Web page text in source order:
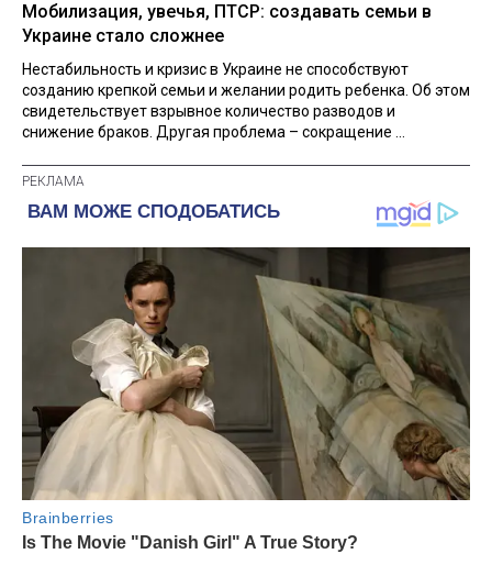
Мобилизация, увечья, ПТСР: создавать семьи в
Украине стало сложнее
Нестабильность и кризис в Украине не способствуют
созданию крепкой семьи и желании родить ребенка. Об этом
свидетельствует взрывное количество разводов и
снижение браков. Другая проблема – сокращение ...